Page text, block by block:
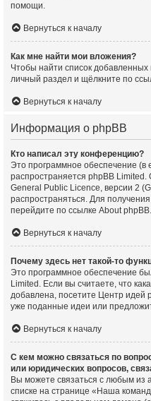
помощи.
Вернуться к началу
Как мне найти мои вложения?
Чтобы найти список
личный раздел и щёлкните по
Вернуться к началу
Информация о phpBB
Кто написал эту конференцию?
Это программное обеспечение (в
распространяется phpBB Limited .
General Public Licence, версии 2
распространяться. Для
перейдите по ссылке About phpBB.
Вернуться к началу
Почему здесь нет такой-то
Это программное обеспечение
Limited. Если вы считаете, что
добавлена, посетите Центр идей
уже поданные идеи или
Вернуться к началу
С кем можно связаться по
или юридических вопросов,
Вы можете связаться с любым из
списке на странице «Наша